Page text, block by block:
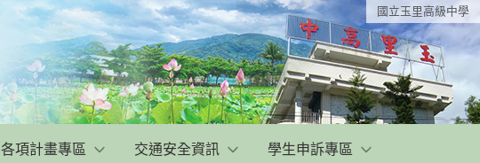
國立玉里高級中學
各項計畫專區 交通安全資訊 學生申訴專區